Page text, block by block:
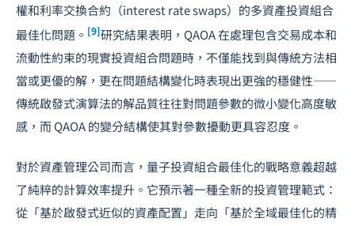
權和利率交換合約（interest rate swaps）的多資產投資組合
最佳化問題。 [9]研究結果表明，QAOA 在處理包含交易成本和
流動性約束的現實投資組合問題時，不僅能找到與傳統方法相
當或更優的解，更在問題結構變化時表現出更強的穩健性——
傳統啟發式演算法的解品質往往對問題參數的微小變化高度敏
感，而 QAOA 的變分結構使其對參數擾動更具容忍度。
對於資產管理公司而言，量子投資組合最佳化的戰略意義超越
了純粹的計算效率提升。它預示著一種全新的投資管理範式：
從「基於啟發式近似的資產配置」走向「基於全域最佳化的精